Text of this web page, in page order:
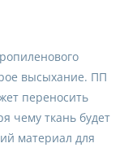
высыхание. ПП
переносить
чему ткань будет
материал для